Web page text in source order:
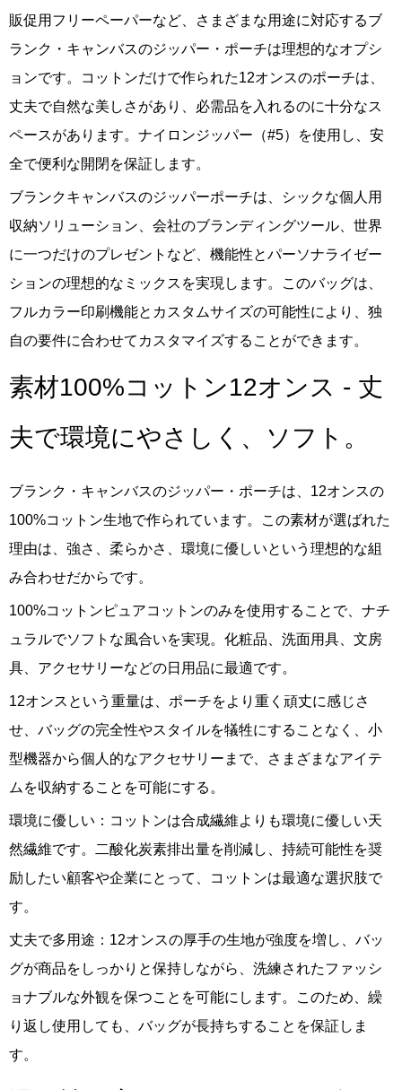
販促用フリーペーパーなど、さまざまな用途に対応するブ
ランク・キャンバスのジッパー・ポーチは理想的なオプシ
ョンです。コットンだけで作られた12オンスのポーチは、
丈夫で自然な美しさがあり、必需品を入れるのに十分なス
ペースがあります。ナイロンジッパー（#5）を使用し、安
全で便利な開閉を保証します。
ブランクキャンバスのジッパーポーチは、シックな個人用
収納ソリューション、会社のブランディングツール、世界
に一つだけのプレゼントなど、機能性とパーソナライゼー
ションの理想的なミックスを実現します。このバッグは、
フルカラー印刷機能とカスタムサイズの可能性により、独
自の要件に合わせてカスタマイズすることができます。
素材100%コットン12オンス - 丈
夫で環境にやさしく、ソフト。
ブランク・キャンバスのジッパー・ポーチは、12オンスの
100%コットン生地で作られています。この素材が選ばれた
理由は、強さ、柔らかさ、環境に優しいという理想的な組
み合わせだからです。
100%コットンピュアコットンのみを使用することで、ナチ
ュラルでソフトな風合いを実現。化粧品、洗面用具、文房
具、アクセサリーなどの日用品に最適です。
12オンスという重量は、ポーチをより重く頑丈に感じさ
せ、バッグの完全性やスタイルを犠牲にすることなく、小
型機器から個人的なアクセサリーまで、さまざまなアイテ
ムを収納することを可能にする。
環境に優しい：コットンは合成繊維よりも環境に優しい天
然繊維です。二酸化炭素排出量を削減し、持続可能性を奨
励したい顧客や企業にとって、コットンは最適な選択肢で
す。
丈夫で多用途：12オンスの厚手の生地が強度を増し、バッ
グが商品をしっかりと保持しながら、洗練されたファッシ
ョナブルな外観を保つことを可能にします。このため、繰
り返し使用しても、バッグが長持ちすることを保証しま
す。